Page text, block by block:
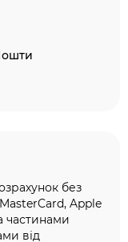
без
Apple
частинами
від